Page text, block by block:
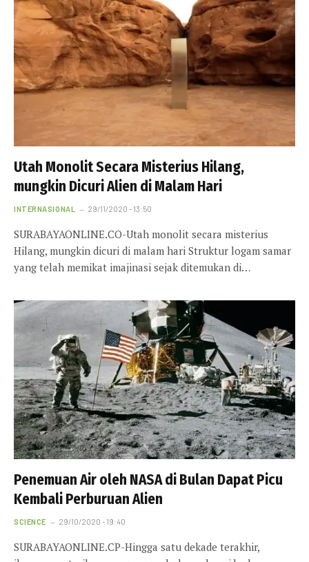
Utah Monolit Secara Misterius Hilang,
mungkin Dicuri Alien di Malam Hari
INTERNASIONAL 29/11/2020 - 13:50
SURABAYAONLINE.CO-Utah monolit secara misterius
Hilang, mungkin dicuri di malam hari Struktur logam samar
yang telah memikat imajinasi sejak ditemukan di…
Penemuan Air oleh NASA di Bulan Dapat Picu
Kembali Perburuan Alien
SCIENCE 29/10/2020 - 19:40
SURABAYAONLINE.CP-Hingga satu dekade terakhir,